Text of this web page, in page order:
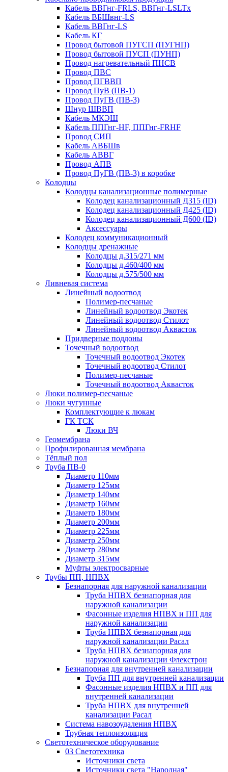
Кабель ВВГнг-FRLS, ВВГнг-LSLTx
Кабель ВБШвнг-LS
Кабель ВВГнг-LS
Кабель КГ
Провод бытовой ПУГСП (ПУГНП)
Провод бытовой ПУСП (ПУНП)
Провод нагревательный ПНСВ
Провод ПВС
Провод ПГВВП
Провод ПуВ (ПВ-1)
Провод ПуГВ (ПВ-3)
Шнур ШВВП
Кабель МКЭШ
Кабель ППГнг-HF, ППГнг-FRHF
Провод СИП
Кабель АВБШв
Кабель АВВГ
Провод АПВ
Провод ПуГВ (ПВ-3) в коробке
Колодцы
Колодцы канализационные полимерные
Колодец канализационный Д315 (ID)
Колодец канализационный Д425 (ID)
Колодец канализационный Д600 (ID)
Аксессуары
Колодец коммуникационный
Колодцы дренажные
Колодцы д.315/271 мм
Колодцы д.460/400 мм
Колодцы д.575/500 мм
Ливневая система
Линейный водоотвод
Полимер-песчаные
Линейный водоотвод Экотек
Линейный водоотвод Стилот
Линейный водоотвод Аквасток
Придверные поддоны
Точечный водоотвод
Точечный водоотвод Экотек
Точечный водоотвод Стилот
Полимер-песчаные
Точечный водоотвод Аквасток
Люки полимер-песчаные
Люки чугунные
Комплектующие к люкам
ГК ТСК
Люки ВЧ
Геомембрана
Профилированная мембрана
Тёплый пол
Труба ПВ-0
Диаметр 110мм
Диаметр 125мм
Диаметр 140мм
Диаметр 160мм
Диаметр 180мм
Диаметр 200мм
Диаметр 225мм
Диаметр 250мм
Диаметр 280мм
Диаметр 315мм
Муфты электросварные
Трубы ПП, НПВХ
Безнапорная для наружной канализации
Труба НПВХ безнапорная для
наружной канализации
Фасонные изделия НПВХ и ПП для
наружной канализации
Труба НПВХ безнапорная для
наружной канализации Расал
Труба НПВХ безнапорная для
наружной канализации Флекстрон
Безнапорная для внутренней канализации
Труба ПП для внутренней канализации
Фасонные изделия НПВХ и ПП для
внутренней канализации
Труба НПВХ для внутренней
канализации Расал
Система навозоудаления НПВХ
Трубная теплоизоляция
Светотехническое оборудование
03 Светотехника
Источники света
Источники света "Народная"